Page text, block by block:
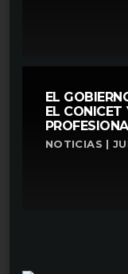
EL
EL CONICET
NOTICIAS |